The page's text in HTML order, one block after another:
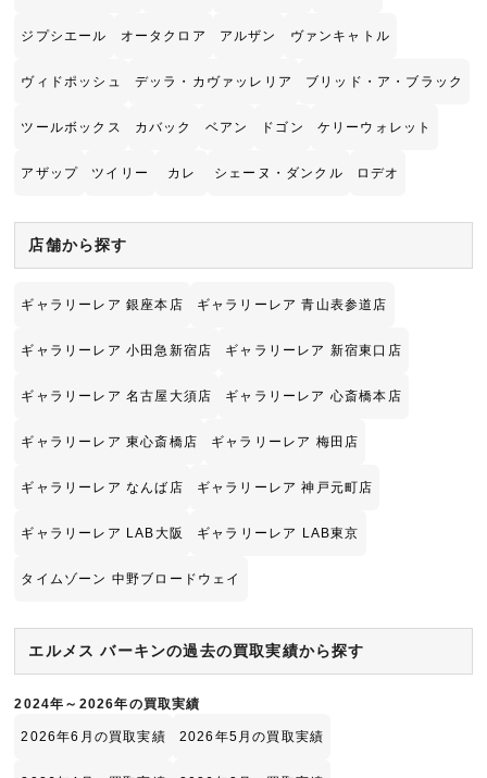
ジプシエール オータクロア アルザン ヴァンキャトル
ヴィドポッシュ デッラ・カヴァッレリア ブリッド・ア・ブラック
ツールボックス カバック ベアン ドゴン ケリーウォレット
アザップ ツイリー カレ シェーヌ・ダンクル ロデオ
店舗から探す
ギャラリーレア 銀座本店 ギャラリーレア 青山表参道店
ギャラリーレア 小田急新宿店 ギャラリーレア 新宿東口店
ギャラリーレア 名古屋大須店 ギャラリーレア 心斎橋本店
ギャラリーレア 東心斎橋店 ギャラリーレア 梅田店
ギャラリーレア なんば店 ギャラリーレア 神戸元町店
ギャラリーレア LAB大阪 ギャラリーレア LAB東京
タイムゾーン 中野ブロードウェイ
エルメス バーキンの過去の買取実績から探す
2024年～2026年の買取実績
2026年6月の買取実績 2026年5月の買取実績